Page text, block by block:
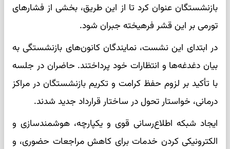
بازنشستگان عنوان کرد تا از این طریق، بخشی از فشارهای
تورمی بر این قشر فرهیخته جبران شود.
در ابتدای این نشست، نمایندگان کانون‌های بازنشستگی به
بیان دغدغه‌ها و انتظارات خود پرداختند. حاضران در جلسه
با تأکید بر لزوم حفظ کرامت و تکریم بازنشستگان در مراکز
درمانی، خواستار تحول در ساختار قرارداد جدید شدند.
ایجاد شبکه اطلاع‌رسانی قوی و یکپارچه، هوشمندسازی و
الکترونیکی کردن خدمات برای کاهش مراجعات حضوری، و